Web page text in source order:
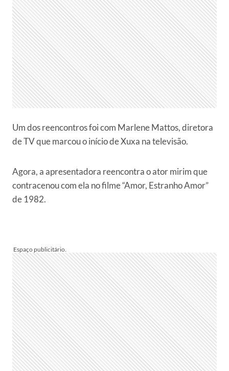
Um dos reencontros foi com Marlene Mattos, diretora
de TV que marcou o início de Xuxa na televisão.
Agora, a apresentadora reencontra o ator mirim que
contracenou com ela no filme “Amor, Estranho Amor”
de 1982.